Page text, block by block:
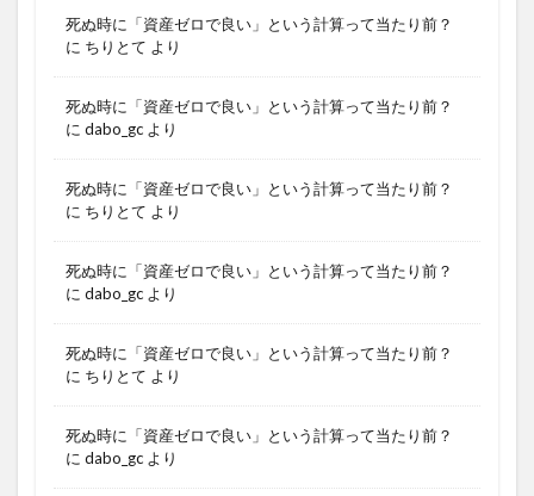
死ぬ時に「資産ゼロで良い」という計算って当たり前？
に ちりとて より
死ぬ時に「資産ゼロで良い」という計算って当たり前？
に dabo_gc より
死ぬ時に「資産ゼロで良い」という計算って当たり前？
に ちりとて より
死ぬ時に「資産ゼロで良い」という計算って当たり前？
に dabo_gc より
死ぬ時に「資産ゼロで良い」という計算って当たり前？
に ちりとて より
死ぬ時に「資産ゼロで良い」という計算って当たり前？
に dabo_gc より